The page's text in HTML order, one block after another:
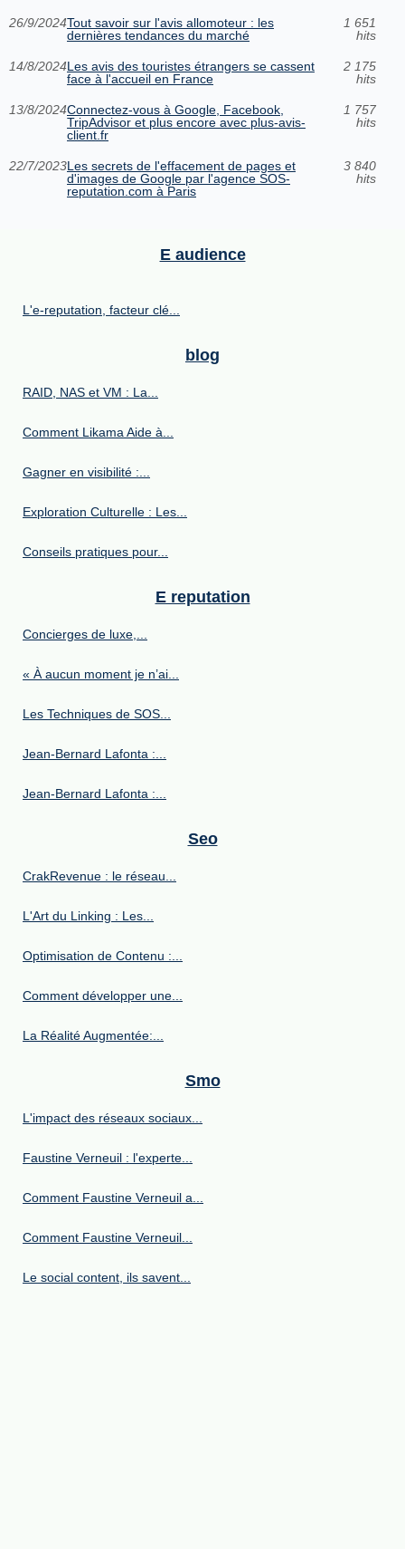
26/9/2024Tout savoir sur l'avis allomoteur : les
dernières tendances du marché
1 651
hits
14/8/2024Les avis des touristes étrangers se cassent
face à l'accueil en France
2 175
hits
13/8/2024Connectez-vous à Google, Facebook,
TripAdvisor et plus encore avec plus-avis-
client.fr
1 757
hits
22/7/2023Les secrets de l'effacement de pages et
d'images de Google par l'agence SOS-
reputation.com à Paris
3 840
hits
E audience
L'e-reputation, facteur clé...
blog
RAID, NAS et VM : La...
Comment Likama Aide à...
Gagner en visibilité :...
Exploration Culturelle : Les...
Conseils pratiques pour...
E reputation
Concierges de luxe,...
« À aucun moment je n’ai...
Les Techniques de SOS...
Jean-Bernard Lafonta :...
Jean-Bernard Lafonta :...
Seo
CrakRevenue : le réseau...
L'Art du Linking : Les...
Optimisation de Contenu :...
Comment développer une...
La Réalité Augmentée:...
Smo
L'impact des réseaux sociaux...
Faustine Verneuil : l'experte...
Comment Faustine Verneuil a...
Comment Faustine Verneuil...
Le social content, ils savent...